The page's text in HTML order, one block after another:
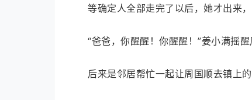
等确定人全部走完了以后，她才出来
“爸爸，你醒醒！你醒醒！”姜小满摇
后来是邻居帮忙一起让周国顺去镇上